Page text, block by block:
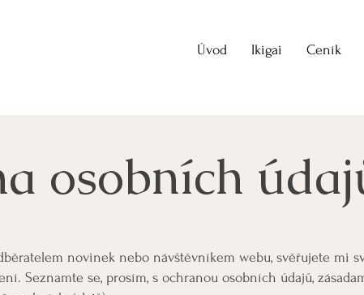
Úvod Ikigai Ceník
osobních
novinek nebo návštěvníkem webu, svěřujete mi
Seznamte se, prosím, s ochranou osobních údajů,